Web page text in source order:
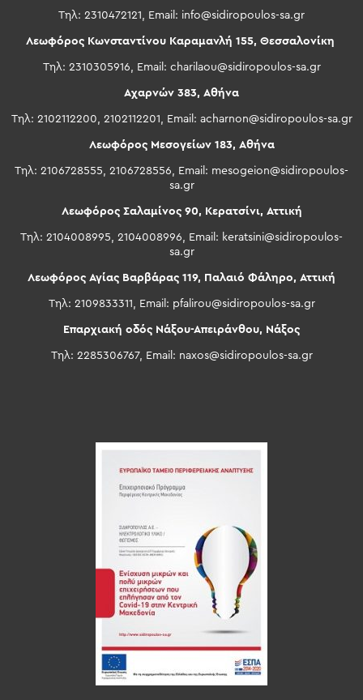
Τηλ: 2310472121, Email: info@sidiropoulos-sa.gr
Λεωφόρος Κωνσταντίνου Καραμανλή 155, Θεσσαλονίκη
Τηλ: 2310305916, Email: charilaou@sidiropoulos-sa.gr
Αχαρνών 383, Αθήνα
Τηλ: 2102112200, 2102112201, Email: acharnon@sidiropoulos-sa.gr
Λεωφόρος Μεσογείων 183, Αθήνα
Τηλ: 2106728555, 2106728556, Email: mesogeion@sidiropoulos-
sa.gr
Λεωφόρος Σαλαμίνος 90, Κερατσίνι, Αττική
Τηλ: 2104008995, 2104008996, Email: keratsini@sidiropoulos-
sa.gr
Λεωφόρος Αγίας Βαρβάρας 119, Παλαιό Φάληρο, Αττική
Τηλ: 2109833311, Email: pfalirou@sidiropoulos-sa.gr
Επαρχιακή οδός Νάξου-Απειράνθου, Νάξος
Τηλ: 2285306767, Email: naxos@sidiropoulos-sa.gr